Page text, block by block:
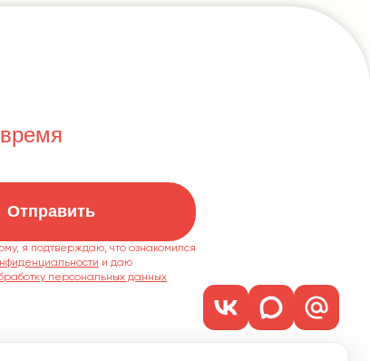
Отправить
я подтверждаю, что ознакомился
персональных данных